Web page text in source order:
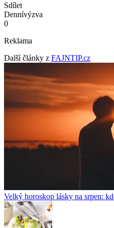
Sdílet
Dennívýzva
0
Reklama
Další články z FAJNTIP.cz
Velký horoskop lásky na srpen: